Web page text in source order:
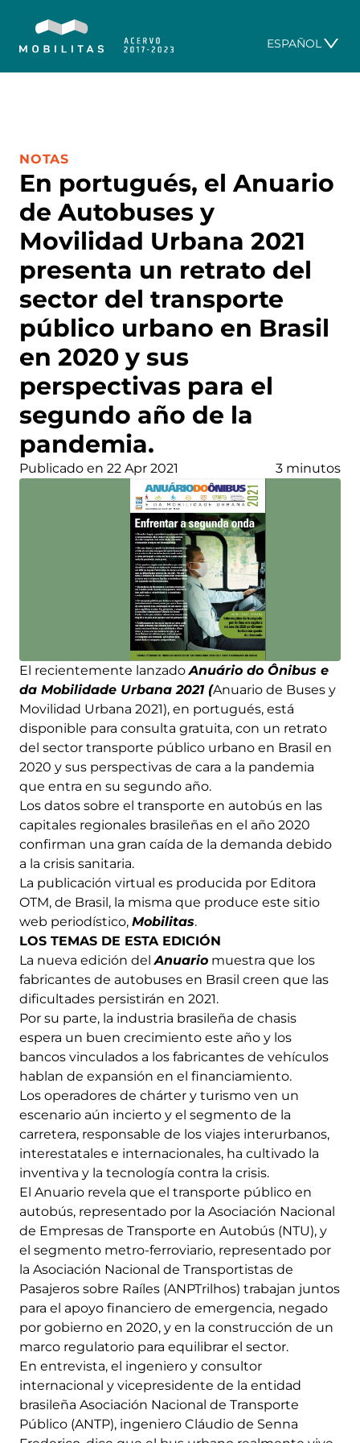
ESPAÑOL
En portugués, el Anuario
de Autobuses y
Movilidad Urbana 2021
presenta un retrato del
sector del transporte
público urbano en Brasil
en 2020 y sus
perspectivas para el
segundo año de la
pandemia.
CATEGORÍA:
NOTAS
Publicado en 22 Apr 2021 3 minutos
El recientemente lanzadoAnuário do Ônibus e
da Mobilidade Urbana 2021 (Anuario de Buses y
Movilidad Urbana 2021), en portugués, está
disponible para consulta gratuita, con un retrato
del sector transporte público urbano en Brasil en
2020 y sus perspectivas de cara a la pandemia
que entra en su segundo año.
Los datos sobre el transporte en autobús en las
capitales regionales brasileñas en el año 2020
confirman una gran caída de la demanda debido
a la crisis sanitaria.
La publicación virtual es producida por Editora
OTM, de Brasil, la misma que produce este sitio
web periodístico, Mobilitas.
LOS TEMAS DE ESTA EDICIÓN
La nueva edición delAnuario muestra que los
fabricantes de autobuses en Brasil creen que las
dificultades persistirán en 2021.
Por su parte, la industria brasileña de chasis
espera un buen crecimiento este año y los
bancos vinculados a los fabricantes de vehículos
hablan de expansión en el financiamiento.
Los operadores de chárter y turismo ven un
escenario aún incierto y el segmento de la
carretera, responsable de los viajes interurbanos,
interestatales e internacionales, ha cultivado la
inventiva y la tecnología contra la crisis.
El Anuario revela que el transporte público en
autobús, representado por la Asociación Nacional
de Empresas de Transporte en Autobús (NTU), y
el segmento metro-ferroviario, representado por
la Asociación Nacional de Transportistas de
Pasajeros sobre Raíles (ANPTrilhos) trabajan juntos
para el apoyo financiero de emergencia, negado
por gobierno en 2020, y en la construcción de un
marco regulatorio para equilibrar el sector.
En entrevista, el ingeniero y consultor
internacional y vicepresidente de la entidad
brasileña Asociación Nacional de Transporte
Público (ANTP), ingeniero Cláudio de Senna